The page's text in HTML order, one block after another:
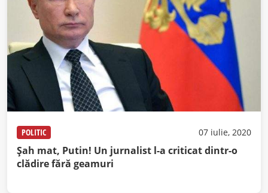
POLITIC 07 iulie, 2020
Şah mat, Putin! Un jurnalist l-a criticat dintr-o
clădire fără geamuri